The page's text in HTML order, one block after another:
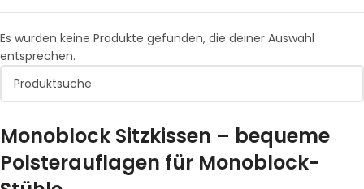
Es wurden keine Produkte gefunden, die deiner Auswahl
entsprechen.
Monoblock Sitzkissen – bequeme
Polsterauflagen für Monoblock-